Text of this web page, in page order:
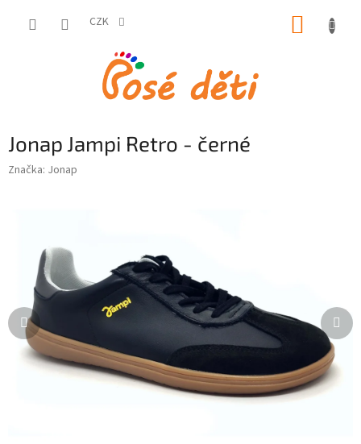
CZK
Jonap Jampi Retro - černé
Značka: Jonap